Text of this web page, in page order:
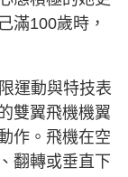
滿100歲時，
運動與特技表
雙翼飛機機翼
作。飛機在空
翻轉或垂直下